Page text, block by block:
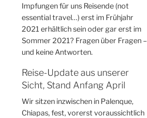
Impfungen für uns Reisende (not
essential travel…) erst im Frühjahr
2021 erhältlich sein oder gar erst im
Sommer 2021? Fragen über Fragen –
und keine Antworten.
Reise-Update aus unserer
Sicht, Stand Anfang April
Wir sitzen inzwischen in Palenque,
Chiapas, fest, vorerst voraussichtlich